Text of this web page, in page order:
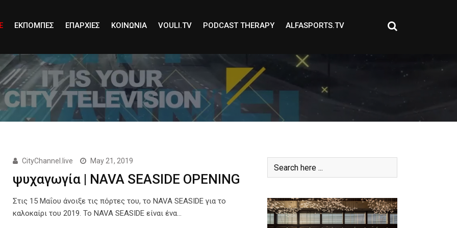
ΕΚΠΟΜΠΕΣ ΕΠΑΡΧΙΕΣ ΚΟΙΝΩΝΙΑ VOULI.TV PODCAST THERAPY ALFASPORTS.TV
CityChannel.live May 21, 2019
ψυχαγωγία | NAVA SEASIDE OPENING
Στις 15 Μαΐου άνοιξε τις πόρτες του, το NAVA SEASIDE για το
καλοκαίρι του 2019. Το NAVA SEASIDE είναι ένα…